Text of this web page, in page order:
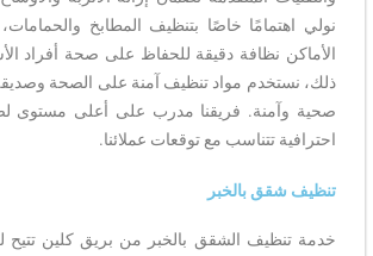
نولي اهتمامًا خاصًا بتنظيف المطابخ
الأماكن نظافة دقيقة للحفاظ على صحة أفراد
ذلك، نستخدم مواد تنظيف آمنة على الصحة وصديقة
صحية وآمنة. فريقنا مدرب على أعلى مستوى
احترافية تتناسب مع توقعات عملائنا.
تنظيف شقق بالخبر
خدمة تنظيف الشقق بالخبر من بريق كلين تتيح